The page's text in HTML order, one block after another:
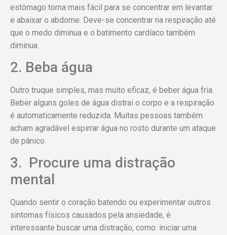
estômago torna mais fácil para se concentrar em levantar
e abaixar o abdome. Deve-se concentrar na respiração até
que o medo diminua e o batimento cardíaco também
diminua.
2. Beba água
Outro truque simples, mas muito eficaz, é beber água fria.
Beber alguns goles de água distrai o corpo e a respiração
é automaticamente reduzida. Muitas pessoas também
acham agradável espirrar água no rosto durante um ataque
de pânico.
3. Procure uma distração
mental
Quando sentir o coração batendo ou experimentar outros
sintomas físicos causados pela ansiedade, é
interessante buscar uma distração, como: iniciar uma